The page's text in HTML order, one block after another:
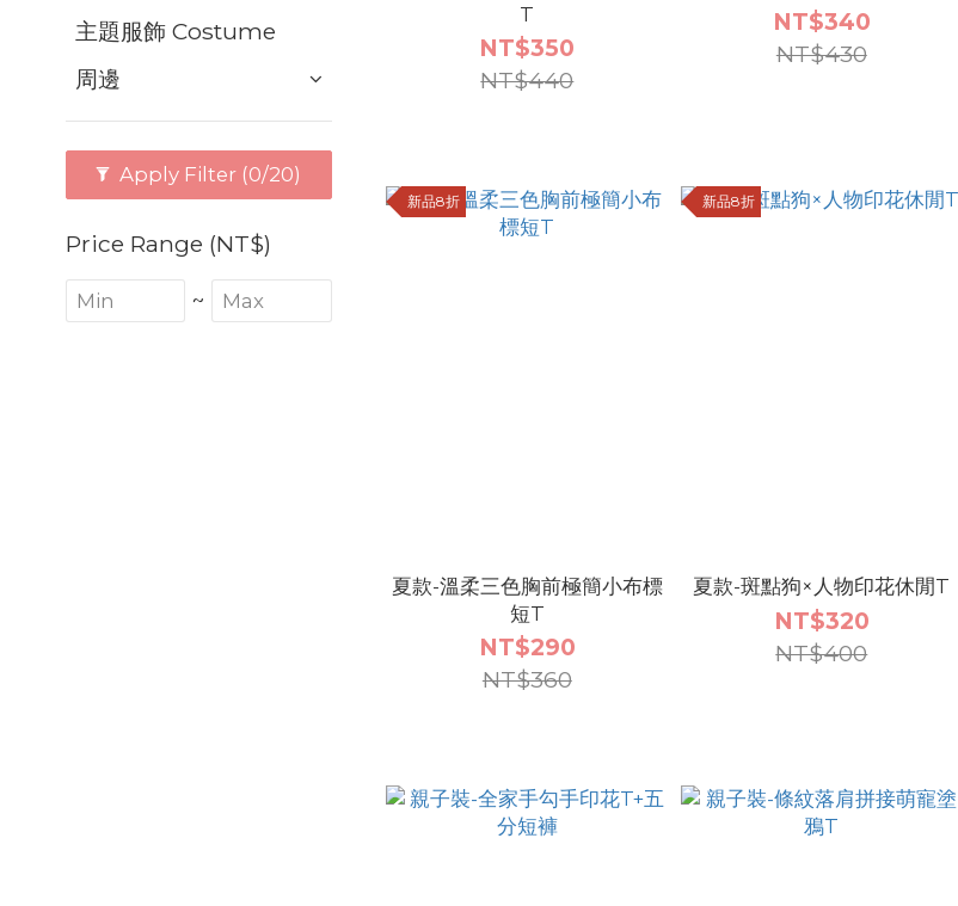
主題服飾 Costume
周邊
Apply Filter (0/20)
Price Range (NT$)
~
T
NT$350
NT$440
NT$340
NT$430
新品8折
夏款-溫柔三色胸前極簡小布標
短T
NT$290
NT$360
新品8折
夏款-斑點狗×人物印花休閒T
NT$320
NT$400